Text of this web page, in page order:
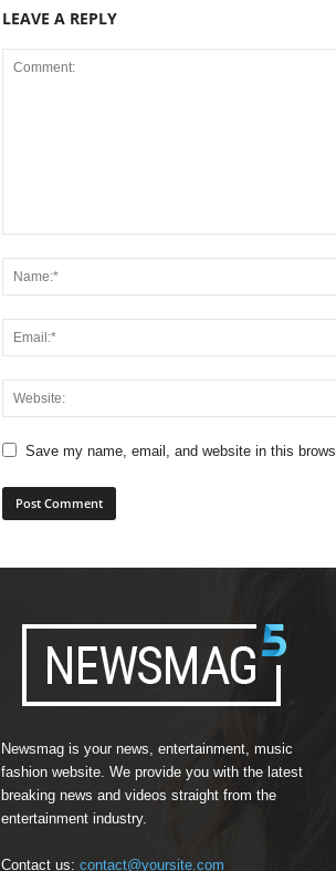
LEAVE A REPLY
Save my name, email, and website in this
Newsmag is your news, entertainment, music
fashion website. We provide you with the latest
breaking news and videos straight from the
entertainment industry.
Contact us: contact@yoursite.com